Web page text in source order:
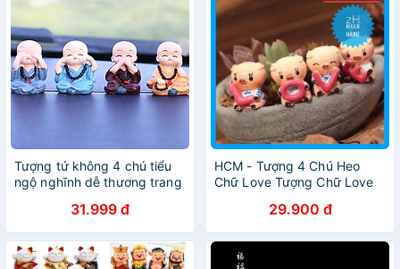
Tượng tứ không 4 chú tiểu
ngộ nghĩnh dễ thương trang
31.999 đ
HCM - Tượng 4 Chú Heo
Chữ Love Tượng Chữ Love
29.900 đ